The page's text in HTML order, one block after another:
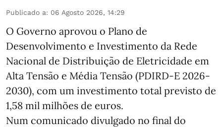
Publicado a: 06 Agosto 2026, 14:29
O Governo aprovou o Plano de
Desenvolvimento e Investimento da Rede
Nacional de Distribuição de Eletricidade em
Alta Tensão e Média Tensão (PDIRD-E 2026-
2030), com um investimento total previsto de
1,58 mil milhões de euros.
Num comunicado divulgado no final do